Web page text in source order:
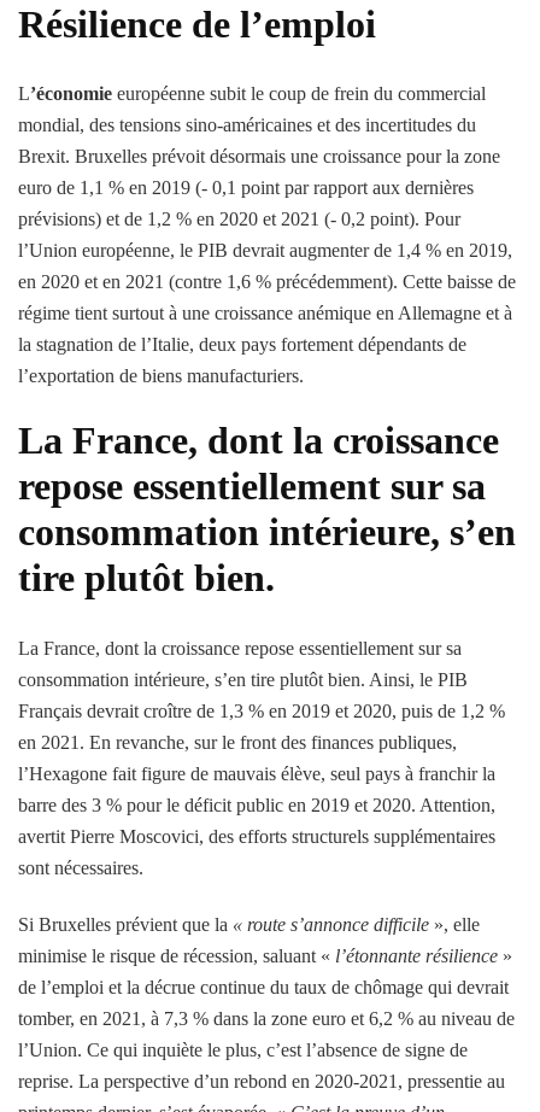
Résilience de l’emploi
L’économie européenne subit le coup de frein du commercial
mondial, des tensions sino-américaines et des incertitudes du
Brexit. Bruxelles prévoit désormais une croissance pour la zone
euro de 1,1 % en 2019 (- 0,1 point par rapport aux dernières
prévisions) et de 1,2 % en 2020 et 2021 (- 0,2 point). Pour
l’Union européenne, le PIB devrait augmenter de 1,4 % en 2019,
en 2020 et en 2021 (contre 1,6 % précédemment). Cette baisse de
régime tient surtout à une croissance anémique en Allemagne et à
la stagnation de l’Italie, deux pays fortement dépendants de
l’exportation de biens manufacturiers.
La France, dont la croissance
repose essentiellement sur sa
consommation intérieure, s’en
tire plutôt bien.
La France, dont la croissance repose essentiellement sur sa
consommation intérieure, s’en tire plutôt bien. Ainsi, le PIB
Français devrait croître de 1,3 % en 2019 et 2020, puis de 1,2 %
en 2021. En revanche, sur le front des finances publiques,
l’Hexagone fait figure de mauvais élève, seul pays à franchir la
barre des 3 % pour le déficit public en 2019 et 2020. Attention,
avertit Pierre Moscovici, des efforts structurels supplémentaires
sont nécessaires.
Si Bruxelles prévient que la « route s’annonce difficile », elle
minimise le risque de récession, saluant « l’étonnante résilience »
de l’emploi et la décrue continue du taux de chômage qui devrait
tomber, en 2021, à 7,3 % dans la zone euro et 6,2 % au niveau de
l’Union. Ce qui inquiète le plus, c’est l’absence de signe de
reprise. La perspective d’un rebond en 2020-2021, pressentie au